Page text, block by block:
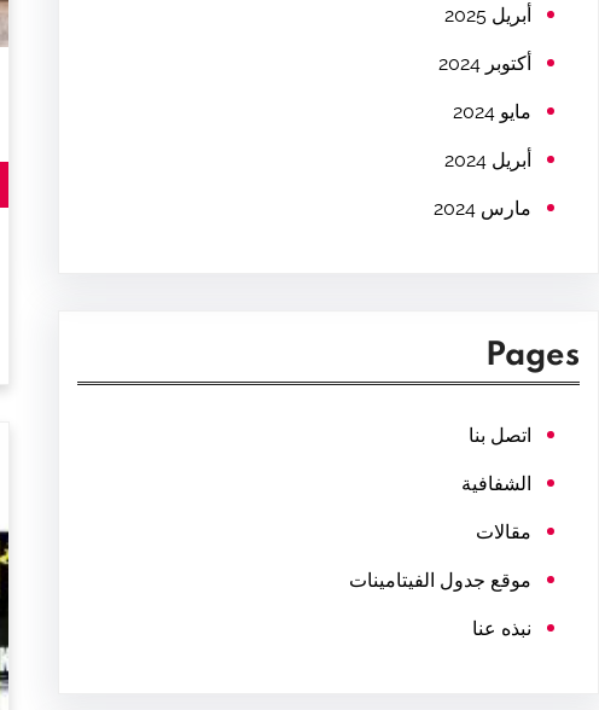
أبريل 2025
أكتوبر 2024
مايو 2024
أبريل 2024
مارس 2024
Pages
اتصل بنا
الشفافية
مقالات
موقع جدول الفيتامينات
نبذه عنا